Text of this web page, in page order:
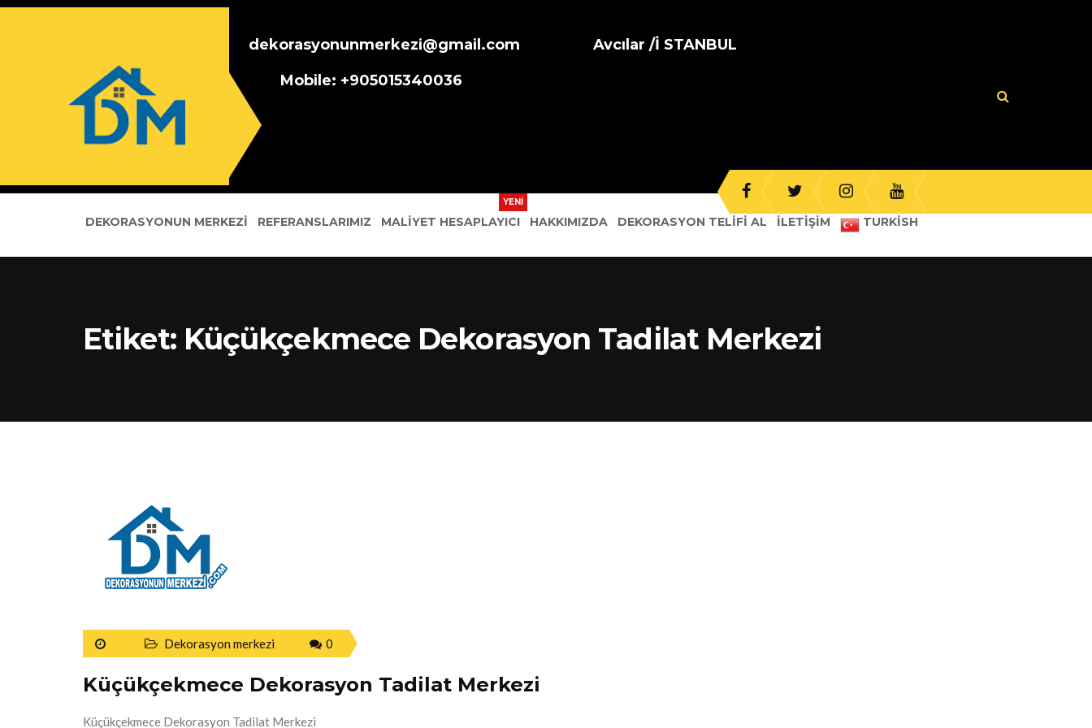
dekorasyonunmerkezi@gmail.com
Mobile: +905015340036
Avcılar /İ STANBUL
DEKORASYONUN MERKEZI REFERANSLARIMIZ MALIYET HESAPLAYICI HAKKIMIZDA DEKORASYON TELIFI AL İLETIŞIM TURKISH
Etiket: Küçükçekmece Dekorasyon Tadilat Merkezi
Dekorasyon merkezi 0
Küçükçekmece Dekorasyon Tadilat Merkezi
Küçükçekmece Dekorasyon Tadilat Merkezi